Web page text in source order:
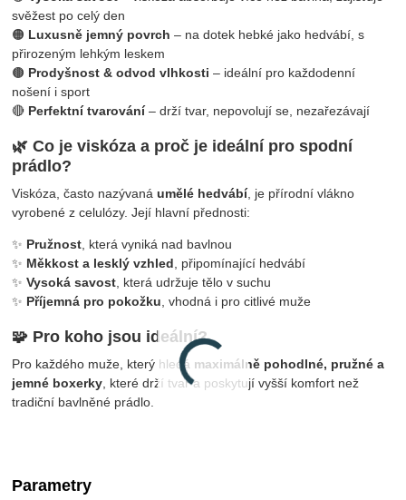
svěžest po celý den
🟠 Luxusně jemný povrch – na dotek hebké jako hedvábí, s
přirozeným lehkým leskem
🟤 Prodyšnost & odvod vlhkosti – ideální pro každodenní
nošení i sport
🔴 Perfektní tvarování– drží tvar, nepovolují se, nezařezávají
🌿 Co je viskóza a proč je ideální pro spodní
prádlo?
Viskóza, často nazývanáumělé hedvábí, je přírodní vlákno
vyrobené z celulózy. Její hlavní přednosti:
✨ Pružnost , která vyniká nad bavlnou
✨ Měkkost a lesklý vzhled , připomínající hedvábí
✨Vysoká savost , která udržuje tělo v suchu
✨ Příjemná pro pokožku , vhodná i pro citlivé muže
🧩 Pro koho jsou ideální?
Pro každého muže, který hledá maximálně pohodlné, pružné a
jemné boxerky , které drží tvar a poskytují vyšší komfort než
tradiční bavlněné prádlo.
Parametry